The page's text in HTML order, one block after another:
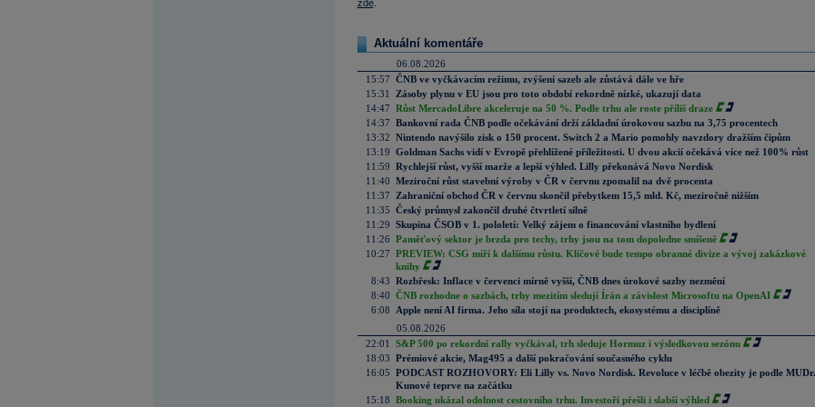
zde.
Aktuální komentáře
06.08.2026
15:57 ČNB ve vyčkávacím režimu, zvýšení sazeb ale zůstává dále ve hře
15:31
Zásoby plynu v EU jsou pro toto období rekordně nízké, ukazují data
14:47 Růst MercadoLibre akceleruje na 50 %. Podle trhu ale roste příliš draze
14:37 Bankovní rada ČNB podle očekávání drží základní úrokovou sazbu na 3,75 procentech
13:32 Nintendo navýšilo zisk o 150 procent. Switch 2 a Mario pomohly navzdory dražším čipům
13:19 Goldman Sachs vidí v Evropě přehlížené příležitosti. U dvou akcií očekává více než 100% růst
11:59 Rychlejší růst, vyšší marže a lepší výhled. Lilly překonává Novo Nordisk
11:40 Meziroční růst stavební výroby v ČR v červnu zpomalil na dvě procenta
11:37
Zahraniční obchod ČR v červnu skončil přebytkem 15,5 mld. Kč, meziročně nižším
11:35 Český průmysl zakončil druhé čtvrtletí silně
11:29 Skupina ČSOB v 1. pololetí: Velký zájem o financování vlastního bydlení
11:26 Paměťový sektor je brzda pro techy, trhy jsou na tom dopoledne smíšeně
10:27 PREVIEW: CSG míří k dalšímu růstu. Klíčové bude tempo obranné divize a vývoj zakázkové
knihy
8:43 Rozbřesk: Inflace v červenci mírně vyšší, ČNB dnes úrokové sazby nezmění
8:40 ČNB rozhodne o sazbách, trhy mezitím sledují Írán a závislost Microsoftu na OpenAI
6:08
Apple není AI firma. Jeho síla stojí na produktech, ekosystému a disciplíně
05.08.2026
22:01
S&P 500 po rekordní rally vyčkával, trh sleduje Hormuz i výsledkovou sezónu
18:03 Prémiové akcie, Mag495 a další pokračování současného cyklu
16:05 PODCAST ROZHOVORY: Eli Lilly vs. Novo Nordisk. Revoluce v léčbě obezity je podle MUDr.
Kunové teprve na začátku
15:18 Booking ukázal odolnost cestovního trhu. Investoři přešli i slabší výhled